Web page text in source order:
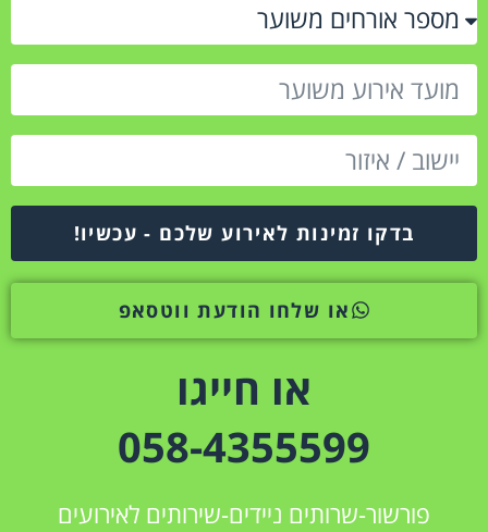
בדקו זמינות לאירוע שלכם - עכשיו!
או שלחו הודעת ווטסאפ
או חייגו
058-4355599
פורשור-שרותים ניידים-שירותים לאירועים